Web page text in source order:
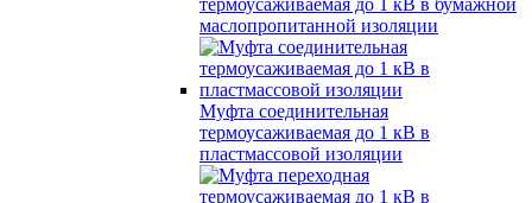
термоусаживаемая до 1 кВ в бумажной
маслопропитанной изоляции
Муфта соединительная
термоусаживаемая до 1 кВ в
пластмассовой изоляции